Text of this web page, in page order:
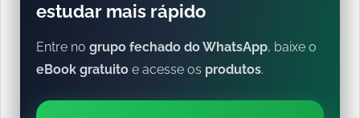
estudar mais rápido
Entre no grupo fechado do WhatsApp, baixe o
eBook gratuito e acesse os produtos.